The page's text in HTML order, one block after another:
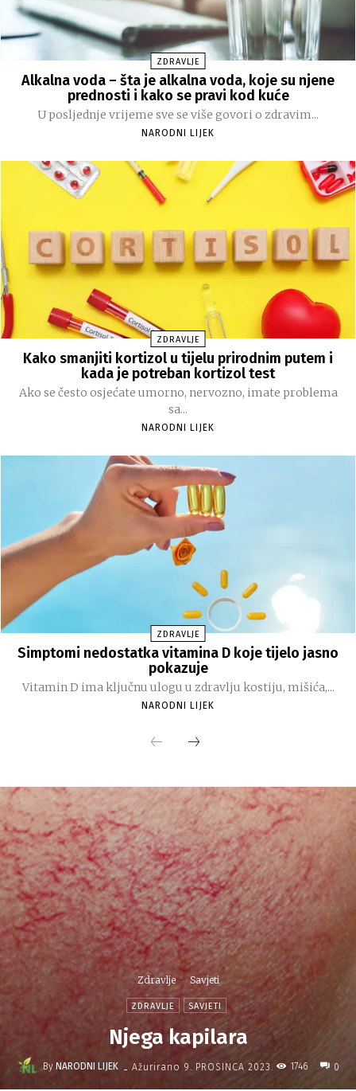
ZDRAVLJE
Alkalna voda – šta je alkalna voda, koje su njene
prednosti i kako se pravi kod kuće
U posljednje vrijeme sve se više govori o zdravim...
NARODNI LIJEK
ZDRAVLJE
Kako smanjiti kortizol u tijelu prirodnim putem i
kada je potreban kortizol test
Ako se često osjećate umorno, nervozno, imate problema
sa...
NARODNI LIJEK
ZDRAVLJE
Simptomi nedostatka vitamina D koje tijelo jasno
pokazuje
Vitamin D ima ključnu ulogu u zdravlju kostiju, mišića,...
NARODNI LIJEK